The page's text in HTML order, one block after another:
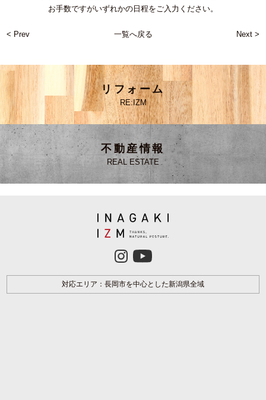
お手数ですがいずれかの日程をご入力ください。
< Prev Next >
一覧へ戻る
リフォーム
RE:IZM
不動産情報
REAL ESTATE
対応エリア：長岡市を中心とした新潟県全域